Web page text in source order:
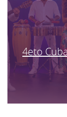
4eto